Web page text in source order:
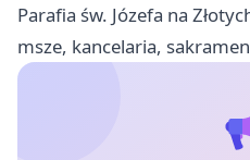
Parafia św. Józefa na
msze, kancelaria,